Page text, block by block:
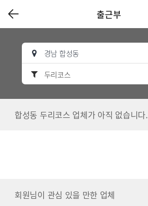
출근부
경남 합성동
두리코스
합성동 두리코스 업체가 아직 없습니다.
회원님이 관심 있을 만한 업체